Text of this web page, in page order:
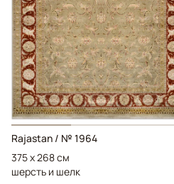
Rajastan / № 1964
375 x 268 см
шерсть и шелк